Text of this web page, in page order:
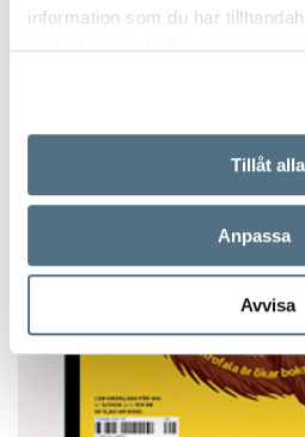
information som du har
samlat in när du har använt
Tillåt alla
Anpassa
Avvisa